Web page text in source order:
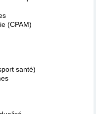
(CPAM)
santé)